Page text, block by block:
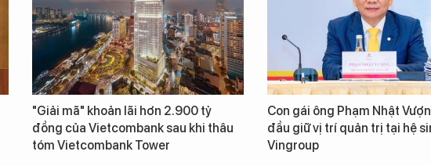
"Giải mã" khoản lãi hơn 2.900 tỷ
đồng của Vietcombank sau khi thâu
tóm Vietcombank Tower
Con gái ông Phạm Nhật
đầu giữ vị trí quản trị tại hệ
Vingroup